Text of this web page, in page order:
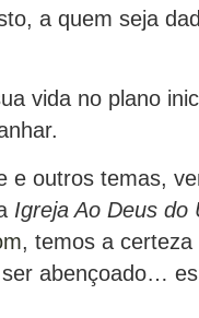
a quem seja
vida no plano
e outros temas,
Igreja Ao Deus do
, temos a
abençoado…